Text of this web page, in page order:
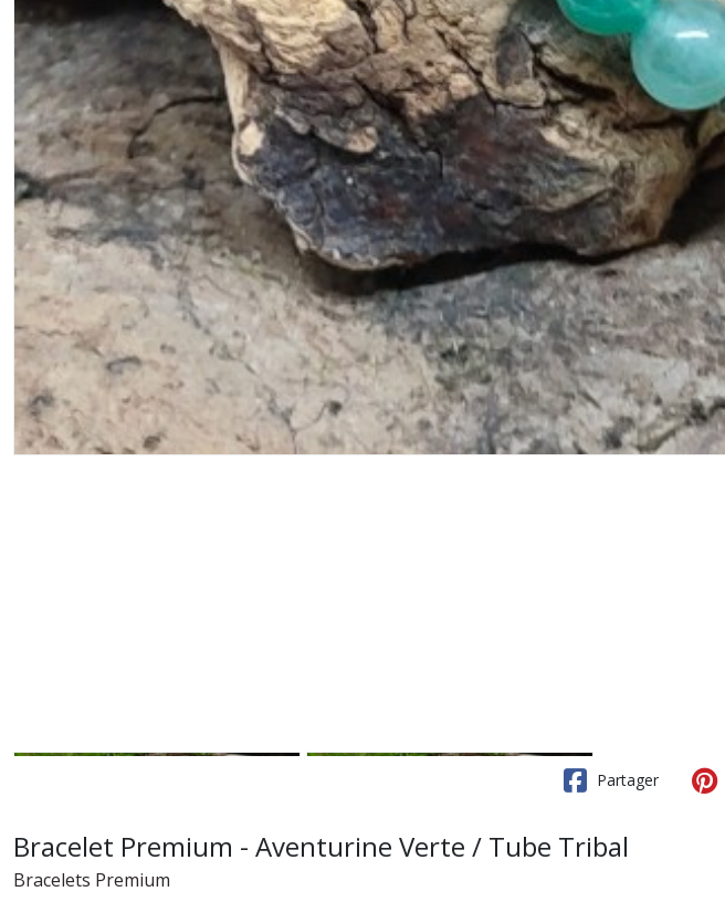
Partager
Bracelet Premium - Aventurine Verte / Tube Tribal
Bracelets Premium